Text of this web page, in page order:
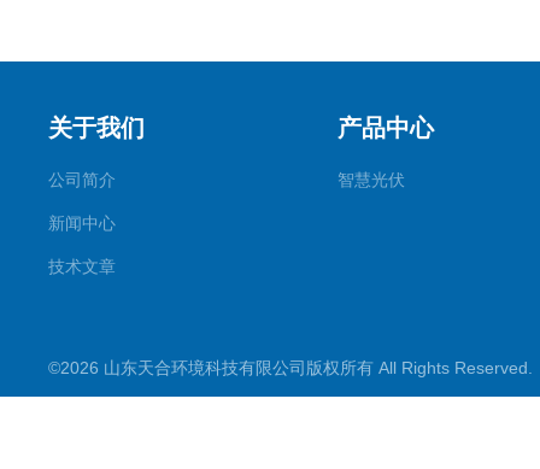
关于我们
公司简介
新闻中心
技术文章
产品中心
智慧光伏
©2026 山东天合环境科技有限公司版权所有 All Rights